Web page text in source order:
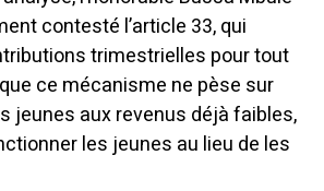
contesté l’article 33, qui
trimestrielles pour tout
ce mécanisme ne pèse sur
jeunes aux revenus déjà faibles,
les jeunes au lieu de les